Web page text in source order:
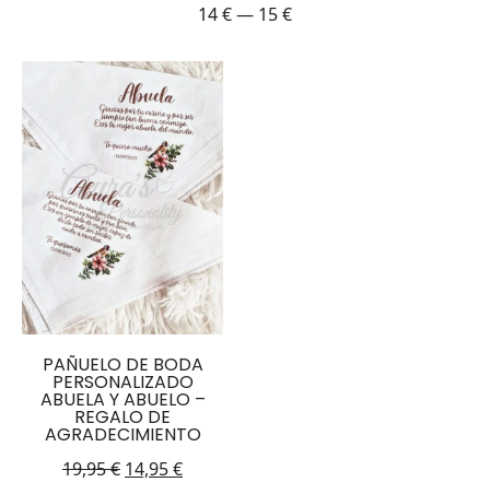
14€— 15€
PAÑUELO DE BODA
PERSONALIZADO
ABUELA Y ABUELO –
REGALO DE
AGRADECIMIENTO
19,95€ 14,95€